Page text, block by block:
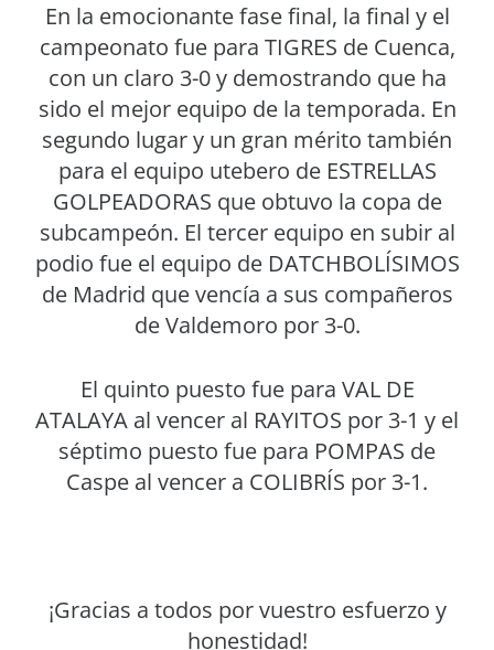
En la emocionante fase final, la final y el
campeonato fue para TIGRES de Cuenca,
con un claro 3-0 y demostrando que ha
sido el mejor equipo de la temporada. En
segundo lugar y un gran mérito también
para el equipo utebero de ESTRELLAS
GOLPEADORAS que obtuvo la copa de
subcampeón. El tercer equipo en subir al
podio fue el equipo de DATCHBOLÍSIMOS
de Madrid que vencía a sus compañeros
de Valdemoro por 3-0.
El quinto puesto fue para VAL DE
ATALAYA al vencer al RAYITOS por 3-1 y el
séptimo puesto fue para POMPAS de
Caspe al vencer a COLIBRÍS por 3-1.
¡Gracias a todos por vuestro esfuerzo y
honestidad!